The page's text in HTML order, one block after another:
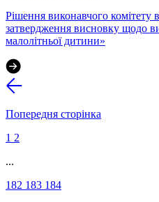
Рішення виконавчого
затвердження висновку щодо
малолітньої дитини»
Попередня сторінка
1 2
...
182 183 184